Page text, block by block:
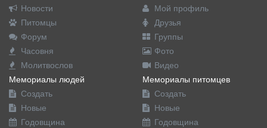
Новости
Питомцы
Форум
Часовня
Молитвослов
Мой профиль
Друзья
Группы
Фото
Видео
Мемориалы людей
Создать
Новые
Годовщина
Мемориалы питомцев
Создать
Новые
Годовщина